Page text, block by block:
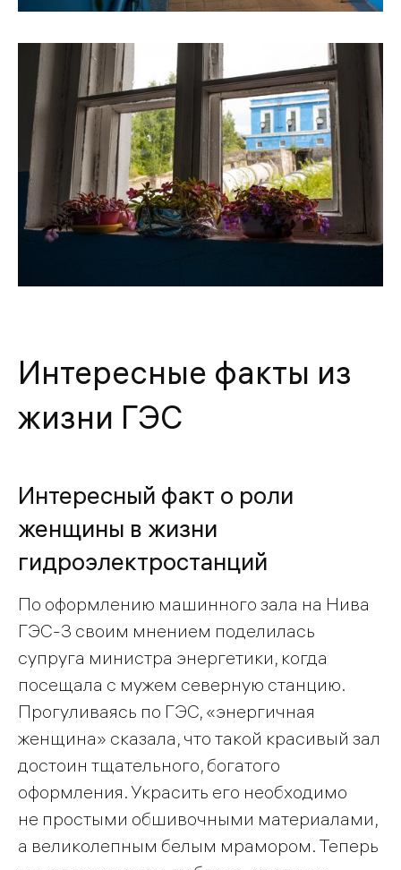
Интересные факты из
жизни ГЭС
Интересный факт о роли
женщины в жизни
гидроэлектростанций
По оформлению машинного зала на Нива
ГЭС-3 своим мнением поделилась
супруга министра энергетики, когда
посещала с мужем северную станцию.
Прогуливаясь по ГЭС, «энергичная
женщина» сказала, что такой красивый зал
достоин тщательного, богатого
оформления. Украсить его необходимо
не простыми обшивочными материалами,
а великолепным белым мрамором. Теперь